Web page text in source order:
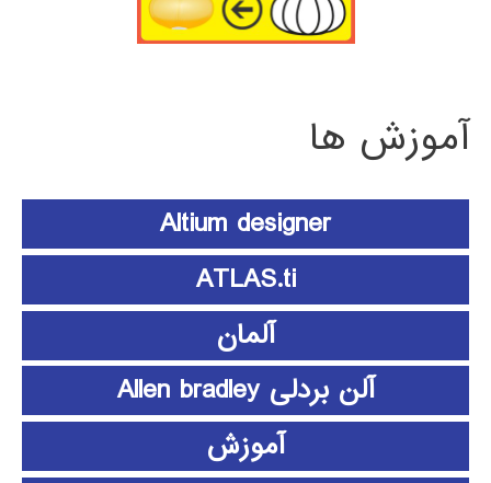
آموزش ها
Altium designer
ATLAS.ti
آلمان
آلن بردلی Allen bradley
آموزش